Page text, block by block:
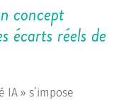
concept
écarts réels de
IA » s’impose